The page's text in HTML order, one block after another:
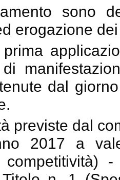
sono
erogazione
di
dal
previste dal
2017 a
competitività)